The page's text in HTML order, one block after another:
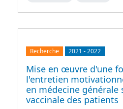
Recherche 2021 -2022
Mise en œuvre d'une
l'entretien
en médecine
vaccinale des patients